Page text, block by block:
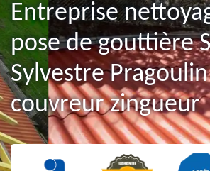
Entreprise
pose de gouttière
Sylvestre
couvreur zingueur